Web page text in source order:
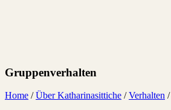
Gruppenverhalten
Home /Über Katharinasittiche /Verhalten /